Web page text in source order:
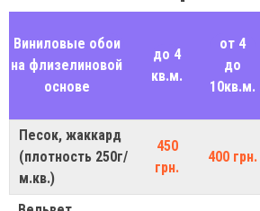
Виниловые обои
на флизелиновой
основе
до 4
кв.м.
от 4
до
10кв.м.
Песок, жаккард
(плотность 250г/
м.кв.)
450
грн.
400 грн.